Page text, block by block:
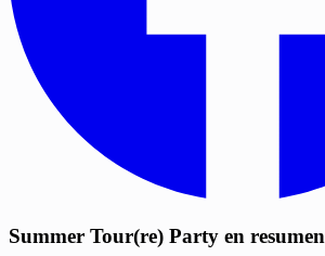
Summer Tour(re) Party en resumen